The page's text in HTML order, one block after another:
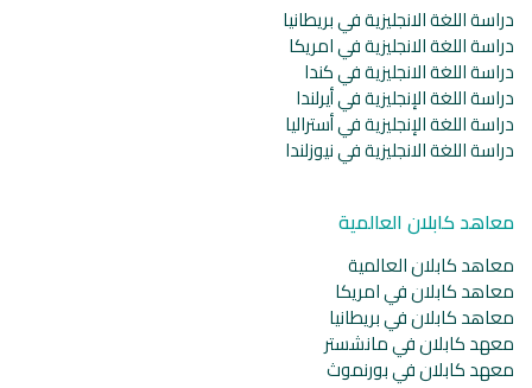
دراسة اللغة الانجليزية في بريطانيا
دراسة اللغة الانجليزية في امريكا
دراسة اللغة الانجليزية في كندا
دراسة اللغة الإنجليزية في أيرلندا
دراسة اللغة الإنجليزية في أستراليا
دراسة اللغة الانجليزية في نيوزلندا
معاهد كابلان العالمية
معاهد كابلان العالمية
معاهد كابلان في امريكا
معاهد كابلان في بريطانيا
معهد كابلان في مانشستر
معهد كابلان في بورنموث